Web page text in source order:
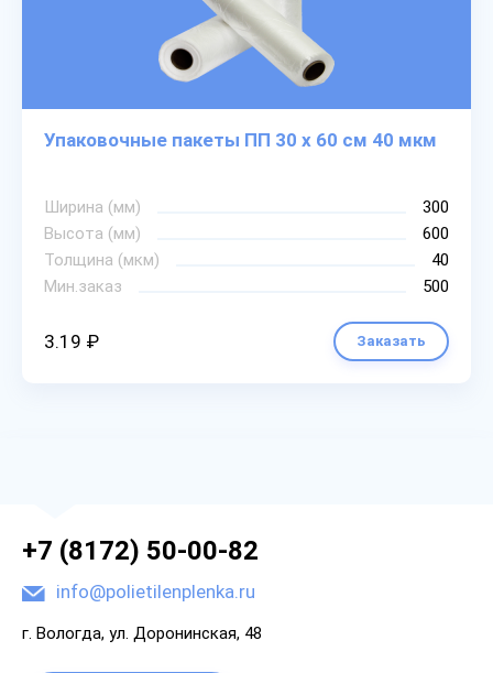
Упаковочные пакеты ПП 30 х 60 см 40 мкм
Ширина (мм)
300
Высота (мм)
600
Толщина (мкм)
40
Мин.заказ
500
3.19 ₽ Заказать
+7 (8172) 50-00-82
info@polietilenplenka.ru
г. Вологда, ул. Доронинская, 48